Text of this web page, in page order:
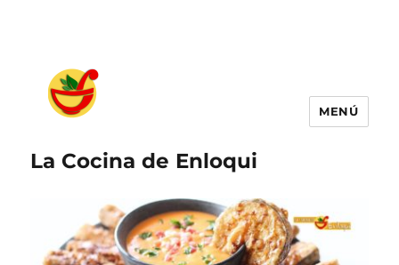
La Cocina de Enloqui
MENÚ